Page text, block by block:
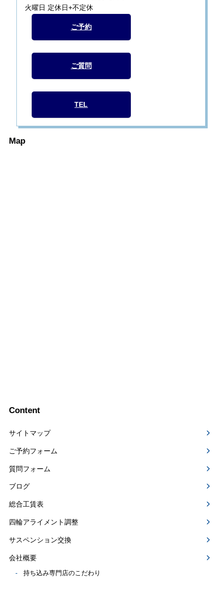
火曜日 定休日+不定休
ご予約
ご質問
TEL
Map
Content
サイトマップ
ご予約フォーム
質問フォーム
ブログ
総合工賃表
四輪アライメント調整
サスペンション交換
会社概要
持ち込み専門店のこだわり